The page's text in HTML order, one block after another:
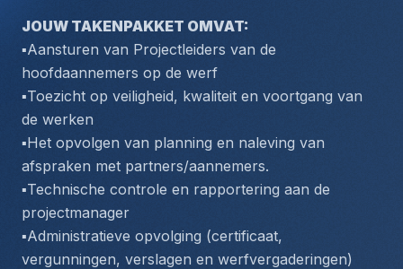
JOUW TAKENPAKKET OMVAT:
▪️Aansturen van Projectleiders van de
hoofdaannemers op de werf
▪️Toezicht op veiligheid, kwaliteit en voortgang van
de werken
▪️Het opvolgen van planning en naleving van
afspraken met partners/aannemers.
▪️Technische controle en rapportering aan de
projectmanager
▪️Administratieve opvolging (certificaat,
vergunningen, verslagen en werfvergaderingen)